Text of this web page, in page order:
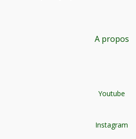
A propos
Youtube
Instagram